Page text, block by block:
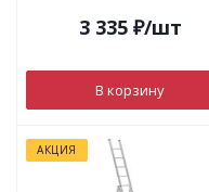
3 335₽/шт
В корзину
АКЦИЯ